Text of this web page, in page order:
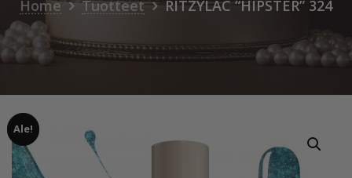
Home Tuotteet RITZYLAC “HIPSTER” 324
Ale!